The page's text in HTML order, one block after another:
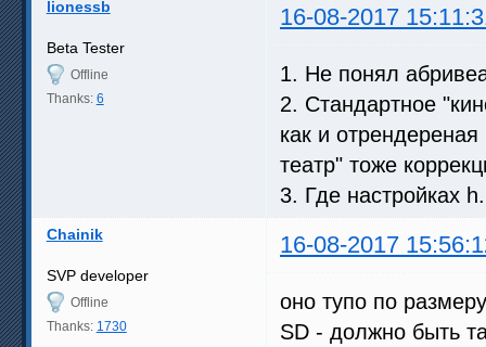
lionessb 16-08-2017
Beta Tester
Offline
Thanks: 6
1. Не понял
2. Стандартное
как и
театр" тоже
3. Где настройках
Chainik 16-08-2017
SVP developer
Offline
Thanks: 1730
оно тупо по размеру
SD - должно быть